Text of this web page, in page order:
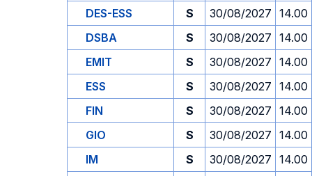
DES-ESS
S 30/08/2027 14.00
DSBA
S 30/08/2027 14.00
EMIT
S 30/08/2027 14.00
ESS
S 30/08/2027 14.00
FIN
S 30/08/2027 14.00
GIO
S 30/08/2027 14.00
IM
S 30/08/2027 14.00